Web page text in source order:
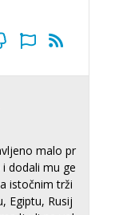
malo pr
dodali mu ge
istočnim trži
Egiptu, Rusij